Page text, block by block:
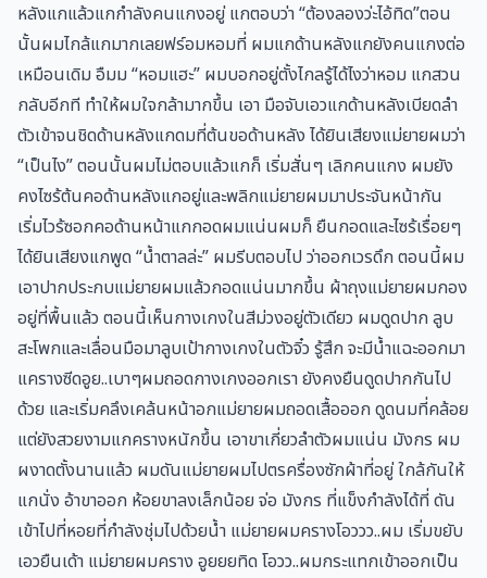
หลังแกแล้วแกกำลังคนแกงอยู่ แกตอบว่า “ต้องลองว่ะไอ้ทิด”ตอน
นั้นผมไกล้แกมากเลยฟร์อมหอมที่ ผมแกด้านหลังแกยังคนแกงต่อ
เหมือนเดิม อืมม “หอมแฮะ” ผมบอกอยู่ตั้งไกลรู้ได้ไงว่าหอม แกสวน
กลับอีกที ทำให้ผมใจกล้ามากขึ้น เอา มือจับเอวแกด้านหลังเบียดลำ
ตัวเข้าจนชิดด้านหลังแกดมที่ต้นขอด้านหลัง ได้ยินเสียงแม่ยายผมว่า
“เป็นไง” ตอนนั้นผมไม่ตอบแล้วแกก็ เริ่มสั่นๆ เลิกคนแกง ผมยัง
คงไซร้ต้นคอด้านหลังแกอยู่และพลิกแม่ยายผมมาประจันหน้ากัน
เริ่มไวร้ซอกคอด้านหน้าแกกอดผมแน่นผมก็ ยืนกอดและไซร้เรื่อยๆ
ได้ยินเสียงแกพูด “น้ำตาลล่ะ” ผมรีบตอบไป ว่าออกเวรดึก ตอนนี้ผม
เอาปากประกบแม่ยายผมแล้วกอดแน่นมากขึ้น ผ้าถุงแม่ยายผมกอง
อยู่ที่พื้นแล้ว ตอนนี้เห็นกางเกงในสีม่วงอยู่ตัวเดียว ผมดูดปาก ลูบ
สะโพกและเลื่อนมือมาลูบเป้ากางเกงในตัวจิ๋ว รู้สึก จะมีน้ำแฉะออกมา
แครางซีดอูย..เบาๆผมถอดกางเกงออกเรา ยังคงยืนดูดปากกันไป
ด้วย และเริ่มคลึงเคล้นหน้าอกแม่ยายผมถอดเสื้อออก ดูดนมที่คล้อย
แต่ยังสวยงามแกครางหนักขึ้น เอาขาเกี่ยวลำตัวผมแน่น มังกร ผม
ผงาดตั้งนานแล้ว ผมดันแม่ยายผมไปตรครื่องซักผ้าที่อยู่ ใกล้กันให้
แกนั่ง อ้าขาออก ห้อยขาลงเล็กน้อย จ่อ มังกร ที่แข็งกำลังได้ที่ ดัน
เข้าไปที่หอยที่กำลังชุ่มไปด้วยน้ำ แม่ยายผมครางโอววว..ผม เริ่มขยับ
เอวยืนเด้า แม่ยายผมคราง อูยยยทิด โอวว..ผมกระแทกเข้าออกเป็น